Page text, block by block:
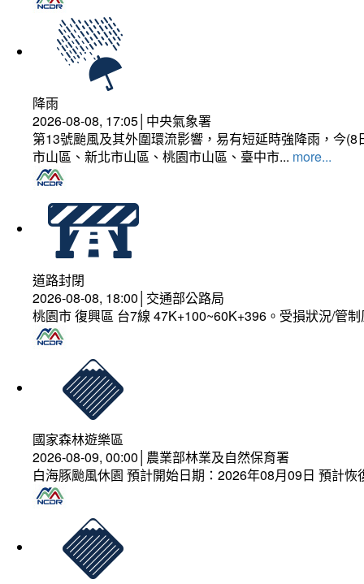
降雨
2026-08-08, 17:05│中央氣象署
第13號颱風及其外圍環流影響，易有短延時強降雨，今
市山區、新北市山區、桃園市山區、臺中市... more...
道路封閉
2026-08-08, 18:00│交通部公路局
桃園市 復興區 台7線 47K+100~60K+396。受損狀況/管
國家森林遊樂區
2026-08-09, 00:00│農業部林業及自然保育署
白海豚颱風休園 預計開始日期：2026年08月09日 預計